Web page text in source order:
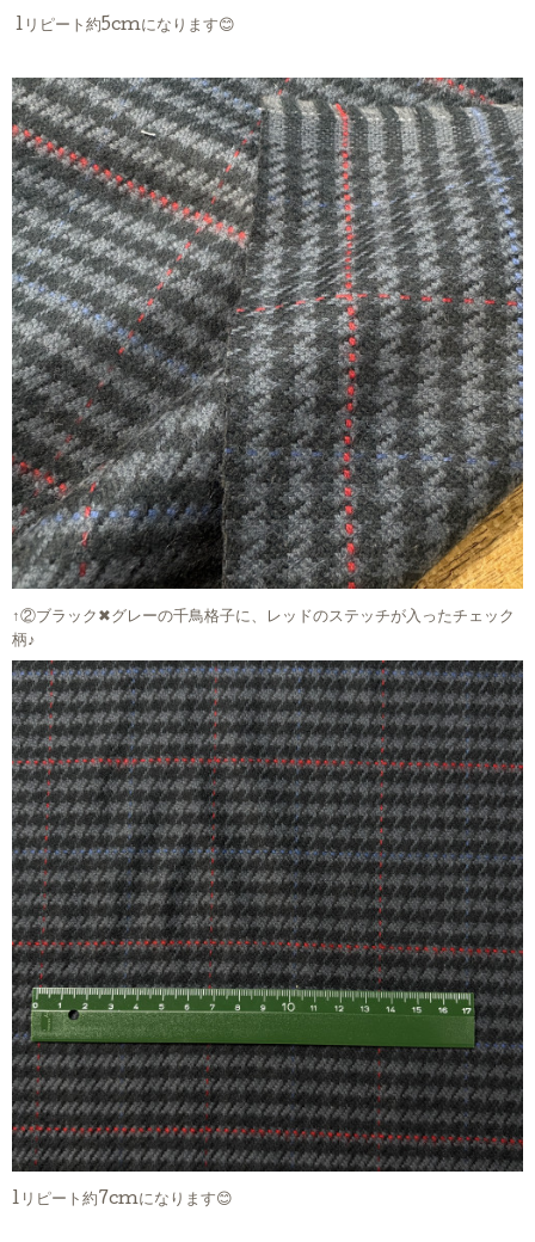
1リピート約5cmになります😊
↑②ブラック✖︎グレーの千鳥格子に、レッドのステッチが入ったチェック
柄♪
1リピート約7cmになります😊